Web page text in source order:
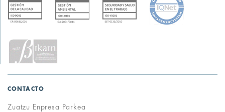
CONTACTO
Zuatzu Enpresa Parkea